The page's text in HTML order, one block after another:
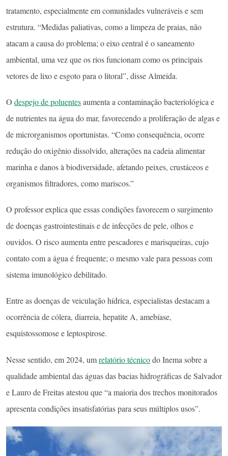
tratamento, especialmente em comunidades vulneráveis e sem
estrutura. “Medidas paliativas, como a limpeza de praias, não
atacam a causa do problema; o eixo central é o saneamento
ambiental, uma vez que os rios funcionam como os principais
vetores de lixo e esgoto para o litoral”, disse Almeida.
O despejo de poluentesaumenta a contaminação bacteriológica e
de nutrientes na água do mar, favorecendo a proliferação de algas e
de microrganismos oportunistas. “Como consequência, ocorre
redução do oxigênio dissolvido, alterações na cadeia alimentar
marinha e danos à biodiversidade, afetando peixes, crustáceos e
organismos filtradores, como mariscos.”
O professor explica que essas condições favorecem o surgimento
de doenças gastrointestinais e de infecções de pele, olhos e
ouvidos. O risco aumenta entre pescadores e marisqueiras, cujo
contato com a água é frequente; o mesmo vale para pessoas com
sistema imunológico debilitado.
Entre as doenças de veiculação hídrica, especialistas destacam a
ocorrência de cólera, diarreia, hepatite A, amebíase,
esquistossomose e leptospirose.
Nesse sentido, em 2024, umrelatório técnicodo Inema sobre a
qualidade ambiental das águas das bacias hidrográficas de Salvador
e Lauro de Freitas atestou que “a maioria dos trechos monitorados
apresenta condições insatisfatórias para seus múltiplos usos”.